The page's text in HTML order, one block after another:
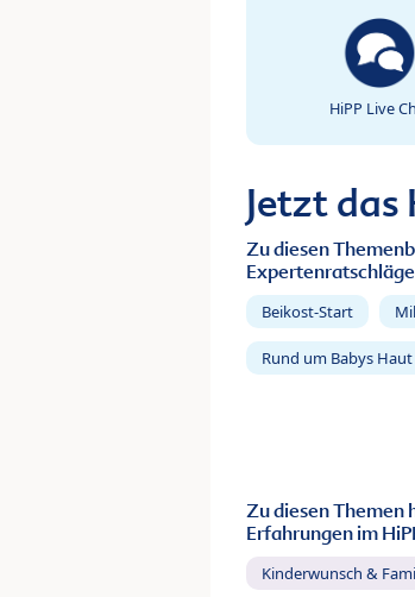
HiPP Live
Jetzt das
Zu diesen
Expertenratschläge
Beikost-Start
Rund um Babys Haut
Zu diesen Themen
Erfahrungen im
Kinderwunsch &